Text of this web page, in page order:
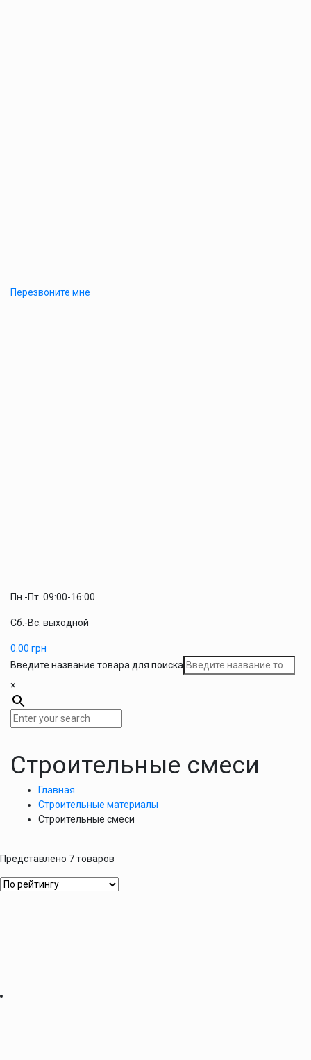
Перезвоните мне
Пн.-Пт. 09:00-16:00
Сб.-Вс. выходной
0.00 грн
Введите название товара для поиска
×
Строительные смеси
Главная
Строительные материалы
Строительные смеси
Представлено 7 товаров